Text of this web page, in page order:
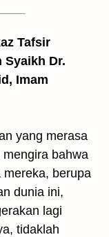
Tafsir
Syaikh Dr.
Imam
yang merasa
bahwa
berupa
dunia ini,
lagi
tidaklah